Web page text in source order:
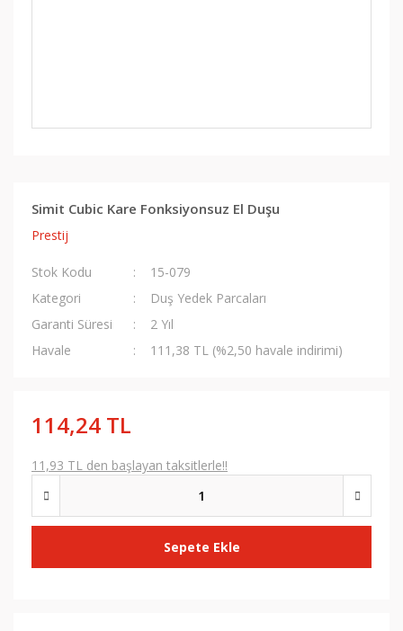
Simit Cubic Kare Fonksiyonsuz El Duşu
Prestij
Stok Kodu
15-079
Kategori
Duş Yedek Parcaları
Garanti Süresi
2 Yıl
Havale
111,38 TL (%2,50 havale indirimi)
114,24 TL
11,93 TL den başlayan taksitlerle!!
Sepete Ekle